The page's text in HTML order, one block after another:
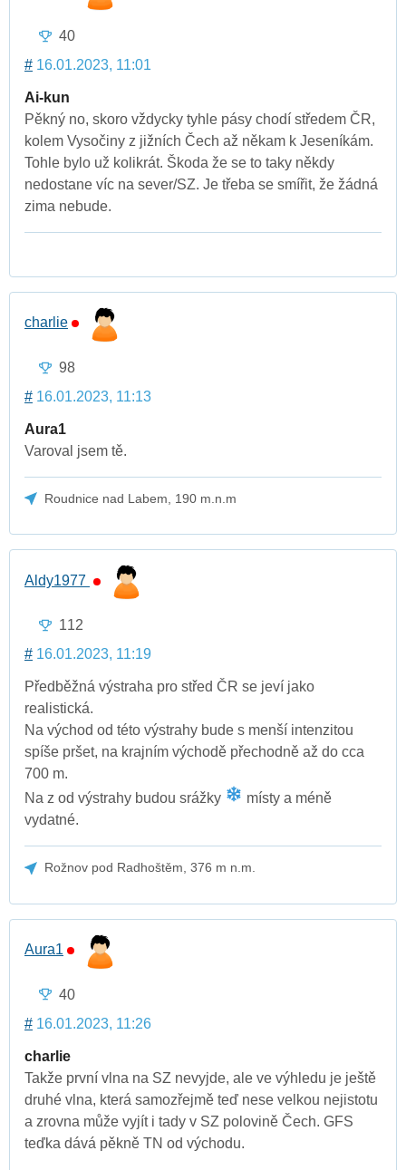
40
# 16.01.2023, 11:01
Ai-kun
Pěkný no, skoro vždycky tyhle pásy chodí středem ČR,
kolem Vysočiny z jižních Čech až někam k Jeseníkám.
Tohle bylo už kolikrát. Škoda že se to taky někdy
nedostane víc na sever/SZ. Je třeba se smířit, že žádná
zima nebude.
charlie
98
# 16.01.2023, 11:13
Aura1
Varoval jsem tě.
Roudnice nad Labem, 190 m.n.m
Aldy1977
112
# 16.01.2023, 11:19
Předběžná výstraha pro střed ČR se jeví jako
realistická.
Na východ od této výstrahy bude s menší intenzitou
spíše pršet, na krajním východě přechodně až do cca
700 m.
Na z od výstrahy budou srážky
místy a méně
vydatné.
Rožnov pod Radhoštěm, 376 m n.m.
Aura1
40
# 16.01.2023, 11:26
charlie
Takže první vlna na SZ nevyjde, ale ve výhledu je ještě
druhé vlna, která samozřejmě teď nese velkou nejistotu
a zrovna může vyjít i tady v SZ polovině Čech. GFS
teďka dává pěkně TN od východu.